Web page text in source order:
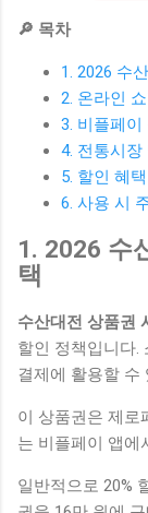
🔎 목차
1. 2026 수
2. 온라인
3. 비플페이
4. 전통시장
5. 할인 혜
6. 사용 시
1. 2026 수
택
수산대전 상품권
할인 정책입니다.
결제에 활용할 수
이 상품권은 제로
는 비플페이 앱에
일반적으로 20%